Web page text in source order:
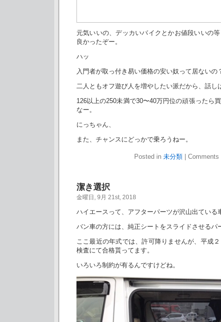
元気いいの、デッカいバイクとかお値段いいの
良かったぞー。
ハッ
入門者が取っ付き易い価格の安い奴って居ないの
二人ともオフ遊び人を増やしたい派だから、話し
126以上の250未満で30〜40万円位の頑張ったら
なー。
にっちゃん、
また、チャンスにどっかで乗ろうねー。
Posted in 未分類 Comments
潔き選択
金曜日, 9月 21st, 2018
ハイエースって、アフターパーツが沢山出ている
バン車の方には、純正シートをスライドさせるパ
ここ最近の年式では、許可降りませんが、平成
検査にて合格貰ってます。
いろいろ制約が有るんですけどね。